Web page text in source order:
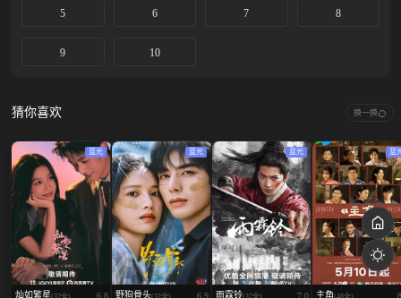
5 6 7 8
9 10
猜你喜欢 换一换
蓝光
灿如繁星 6.8
蓝光
野狗骨头 6.9
蓝光
雨霖铃 7.0
蓝
主角